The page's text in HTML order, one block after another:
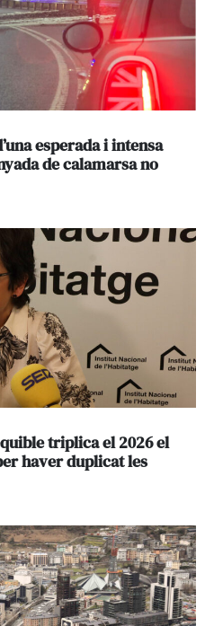
esperada i intensa
de calamarsa no
triplica el 2026 el
haver duplicat les